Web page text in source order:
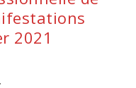
2021
.